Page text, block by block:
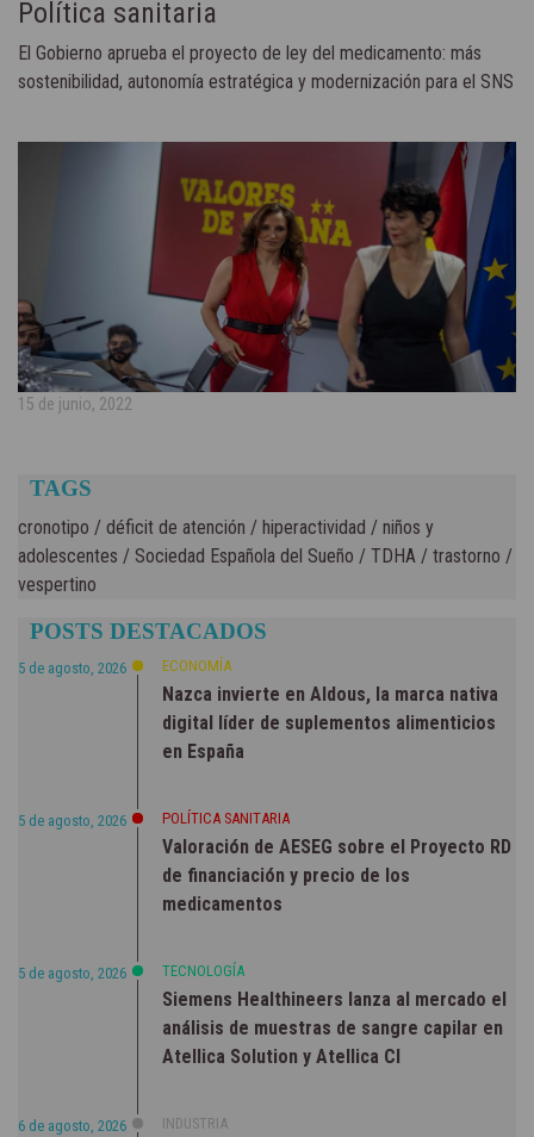
Política sanitaria
El Gobierno aprueba el proyecto de ley del medicamento: más
sostenibilidad, autonomía estratégica y modernización para el SNS
15 de junio, 2022
TAGS
cronotipo / déficit de atención / hiperactividad / niños y
adolescentes / Sociedad Española del Sueño / TDHA / trastorno /
vespertino
POSTS DESTACADOS
5 de agosto, 2026 ECONOMÍA
Nazca invierte en Aldous, la marca nativa
digital líder de suplementos alimenticios
en España
5 de agosto, 2026 POLÍTICA SANITARIA
Valoración de AESEG sobre el Proyecto RD
de financiación y precio de los
medicamentos
5 de agosto, 2026 TECNOLOGÍA
Siemens Healthineers lanza al mercado el
análisis de muestras de sangre capilar en
Atellica Solution y Atellica CI
6 de agosto, 2026 INDUSTRIA